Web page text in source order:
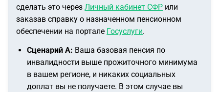
сделать это через Личный кабинет СФР или
заказав справку о назначенном пенсионном
обеспечении на портале Госуслуги.
Сценарий А: Ваша базовая пенсия по
инвалидности выше прожиточного минимума
в вашем регионе, и никаких социальных
доплат вы не получаете. В этом случае вы